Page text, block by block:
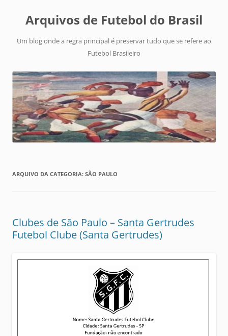
Arquivos de Futebol do Brasil
Um blog onde a regra principal é preservar tudo que se refere ao
Futebol Brasileiro
ARQUIVO DA CATEGORIA: SÃO PAULO
Clubes de São Paulo – Santa Gertrudes
Futebol Clube (Santa Gertrudes)